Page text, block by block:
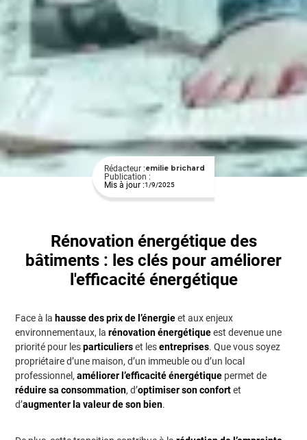
Rédacteur :emilie brichard
Publication :
Mis à jour :1/9/2025
Rénovation énergétique des
bâtiments : les clés pour améliorer
l'efficacité énergétique
Face à lahausse des prix de l’énergieet aux enjeux
environnementaux, larénovation énergétiqueest devenue une
priorité pour lesparticulierset lesentreprises. Que vous soyez
propriétaire d’une maison, d’un immeuble ou d’un local
professionnel,améliorer l’efficacité énergétique permet de
réduire sa consommation, d’optimiser son confortet
d’augmenter la valeur de son bien.